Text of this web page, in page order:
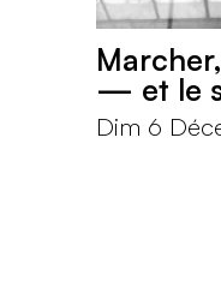
— et le
Dim 6